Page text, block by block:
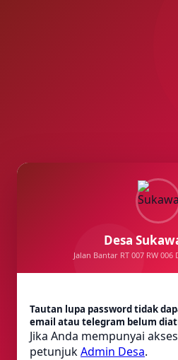
Desa
Jalan Bantar RT 007 RW
Tautan lupa password tidak
email atau telegram belum
Jika Anda mempunyai
petunjukAdmin Desa.